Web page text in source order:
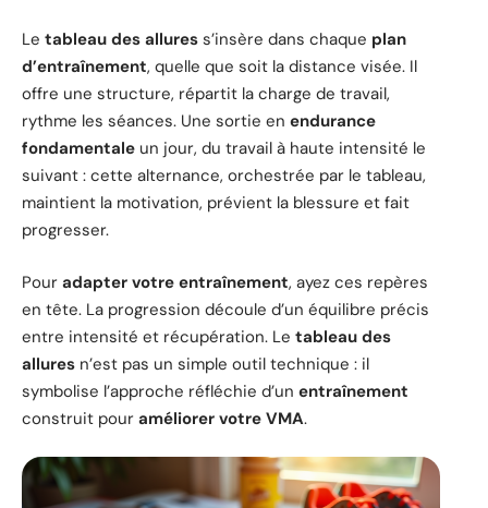
Le tableau des allures s’insère dans chaque plan
d’entraînement, quelle que soit la distance visée. Il
offre une structure, répartit la charge de travail,
rythme les séances. Une sortie en endurance
fondamentale un jour, du travail à haute intensité le
suivant : cette alternance, orchestrée par le tableau,
maintient la motivation, prévient la blessure et fait
progresser.
Pour adapter votre entraînement, ayez ces repères
en tête. La progression découle d’un équilibre précis
entre intensité et récupération. Le tableau des
allures n’est pas un simple outil technique : il
symbolise l’approche réfléchie d’un entraînement
construit pour améliorer votre VMA.